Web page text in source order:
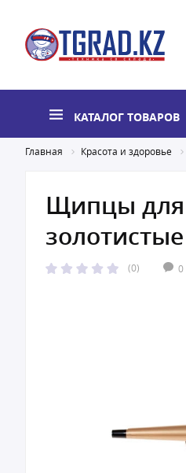
КАТАЛОГ ТОВАРОВ
Главная Красота и здоровье
Щипцы для
золотистые
(0) 0